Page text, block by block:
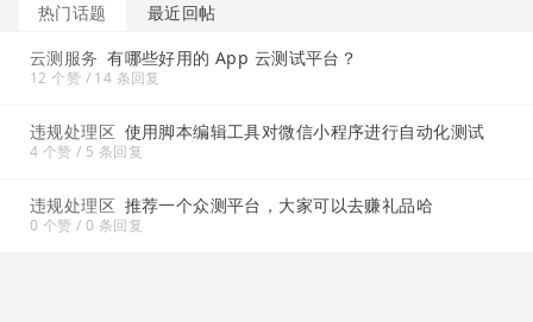
热门话题
最近回帖
云测服务 有哪些好用的 App 云测试平台？
12 个赞 / 14 条回复
违规处理区 使用脚本编辑工具对微信小程序进行自动化测试
4 个赞 / 5 条回复
违规处理区 推荐一个众测平台，大家可以去赚礼品哈
0 个赞 / 0 条回复